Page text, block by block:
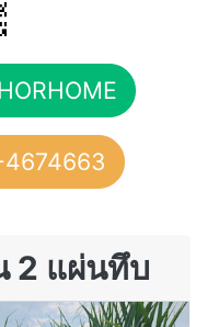
2 แผ่นทึบ